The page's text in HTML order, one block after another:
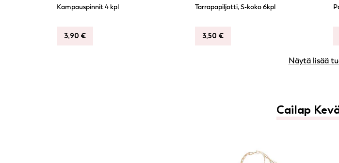
Kampauspinnit 4 kpl
3,90 €
Tarrapapiljotti, S-koko 6kpl
3,50 €
Näytä lisää
Cailap